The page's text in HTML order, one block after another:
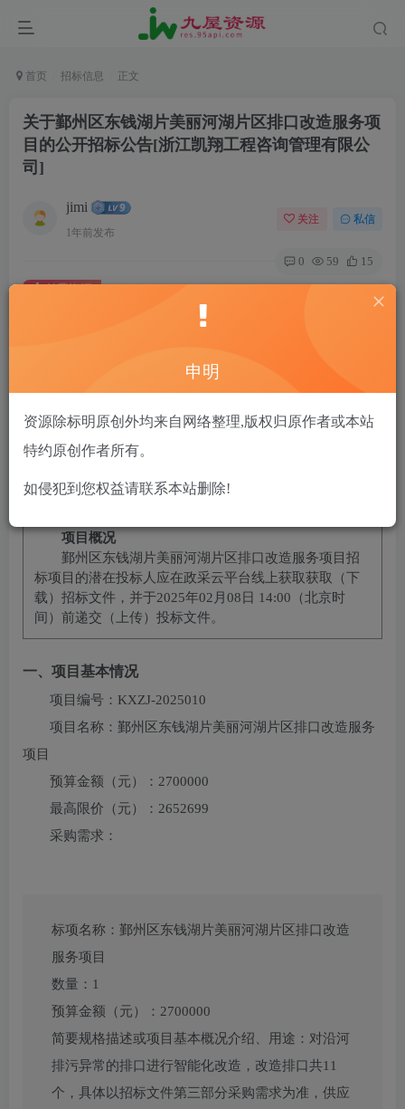
首页 招标信息 正文
关于鄞州区东钱湖片美丽河湖片区排口改造服务项
目的公开招标公告[浙江凯翔工程咨询管理有限公
司]
jimi
1年前发布
关注 私信
0 59 15
￥ 20
付费资源
项目概况
鄞州区东钱湖片美丽河湖片区排口改造服务项目 招
标项目的潜在投标人应在政采云平台线上获取获取（下
载）招标文件，并于2025年02月08日 14:00 （北京时
间）前递交（上传）投标文件。
一、项目基本情况
项目编号： KXZJ-2025010
项目名称： 鄞州区东钱湖片美丽河湖片区排口改造服务
项目
预算金额（元）： 2700000
最高限价（元）： 2652699
采购需求：
标项名称： 鄞州区东钱湖片美丽河湖片区排口改造
服务项目
数量： 1
预算金额（元）： 2700000
简要规格描述或项目基本概况介绍、用途： 对沿河
排污异常的排口进行智能化改造，改造排口共11
个，具体以招标文件第三部分采购需求为准，供应
申明
资源除标明原创外均来自网络整理,版权归原作者或本站
特约原创作者所有。
如侵犯到您权益请联系本站删除!